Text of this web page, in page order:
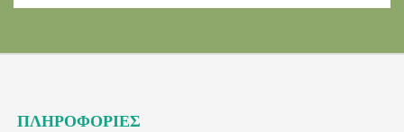
ΠΛΗΡΟΦΟΡΙΕΣ